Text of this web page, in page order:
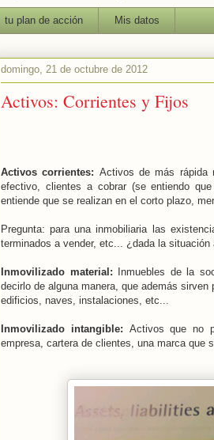
tu plan de acción Mis datos
domingo, 21 de octubre de 2012
Activos: Corrientes y Fijos
Activos corrientes: Activos de más rápida
efectivo, clientes a cobrar (se entiendo
entiende que se realizan en el corto plazo,
Pregunta: para una inmobiliaria las
terminados a vender, etc... ¿dada la
Inmovilizado material: Inmuebles de la
decirlo de alguna manera, que además sirven
edificios, naves, instalaciones, etc...
Inmovilizado intangible: Activos que no
empresa, cartera de clientes, una marca que